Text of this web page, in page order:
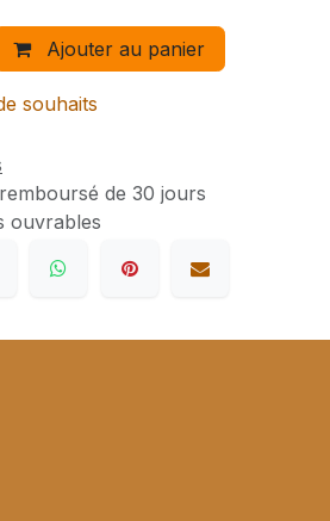
Ajouter au panier
souhaits
de 30 jours
ouvrables